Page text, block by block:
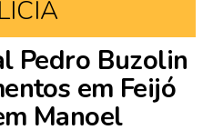
Pedro Buzolin
em Feijó
Manoel